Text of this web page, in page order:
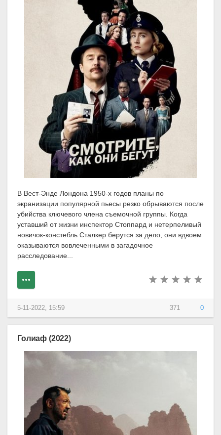
В Вест-Энде Лондона 1950-х годов планы по
экранизации популярной пьесы резко обрываются после
убийства ключевого члена съемочной группы. Когда
уставший от жизни инспектор Стоппард и нетерпеливый
новичок-констебль Сталкер берутся за дело, они вдвоем
оказываются вовлеченными в загадочное
расследование...
371 0
5-11-2022, 15:59
Голиаф (2022)